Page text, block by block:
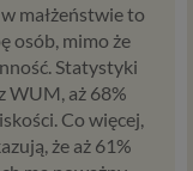
małżeństwie to
osób, mimo że
Statystyki
WUM, aż 68%
Co więcej,
że aż 61%
w tym nawet
w celach
podmiotów z
iż
przez